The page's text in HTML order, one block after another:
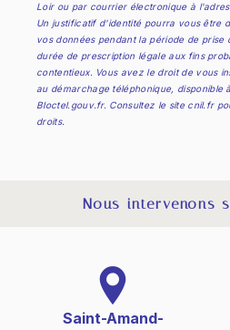
Loir ou par courrier électronique à
Un justificatif d'identité pourra vous être
vos données pendant la période de prise
durée de prescription légale aux fins
contentieux. Vous avez le droit de vous
au démarchage téléphonique, disponible
Bloctel.gouv.fr. Consultez le site cnil.fr
droits.
Nous intervenons
Saint-Amand-